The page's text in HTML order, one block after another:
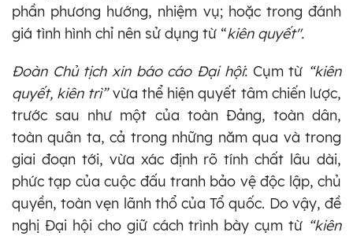
phần phương hướng, nhiệm vụ; hoặc trong đánh
giá tình hình chỉ nên sử dụng từ “kiên quyết".
Đoàn Chủ tịch xin báo cáo Đại hội: Cụm từ “kiên
quyết, kiên trì”vừa thể hiện quyết tâm chiến lược,
trước sau như một của toàn Đảng, toàn dân,
toàn quân ta, cả trong những năm qua và trong
giai đoạn tới, vừa xác định rõ tính chất lâu dài,
phức tạp của cuộc đấu tranh bảo vệ độc lập, chủ
quyền, toàn vẹn lãnh thổ của Tổ quốc. Do vậy, đề
nghị Đại hội cho giữ cách trình bày cụm từ “kiên